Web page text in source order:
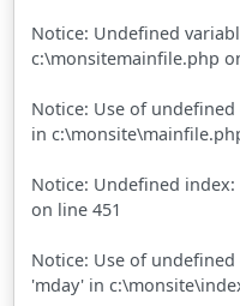
Notice: Undefined
c:\monsitemainfile.php
Notice: Use of
in
Notice: Undefined
on line 451
Notice: Use of
'mday' in